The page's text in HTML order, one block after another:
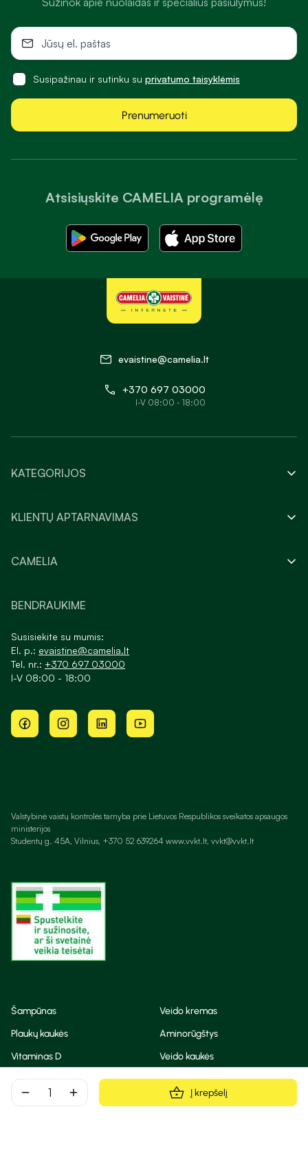
remove add Į krepšelį
Atsisiųskite CAMELIA programėlę
Susipažinau ir sutinku su privatumo taisyklėmis
Prenumeruoti
evaistine@camelia.lt
+370 697 03000
I-V 08:00 - 18:00
KATEGORIJOS
KLIENTŲ APTARNAVIMAS
CAMELIA
BENDRAUKIME
Susisiekite su mumis:
El. p.: evaistine@camelia.lt
Tel. nr.: +370 697 03000
I-V 08:00 - 18:00
Valstybinė vaistų kontrolės tarnyba prie Lietuvos Respublikos sveikatos apsaugos
ministerijos
Studentų g. 45A, Vilnius, +370 52 639264 www.vvkt.lt, vvkt@vvkt.lt
Šampūnas
Veido kremas
Plaukų kaukės
Aminorūgštys
Vitaminas D
Veido kaukės
Korėjietiška kosmetika
Eteriniai aliejai
Dezodorantas
BB ir CC kremas